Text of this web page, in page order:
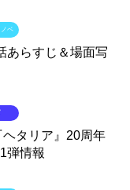
あらすじ＆場面写
ベ
タリア』20周年
弾情報